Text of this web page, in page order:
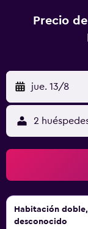
Puedes jugar al
Church of
Precio
jue. 13/8
2
Habitación
desconocido